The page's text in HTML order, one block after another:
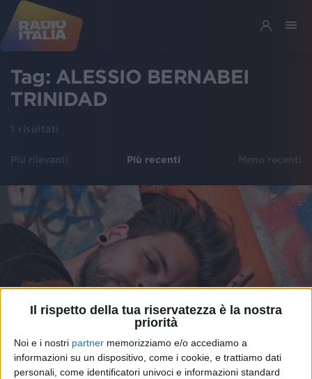
Il rispetto della tua riservatezza è la nostra
priorità
Noi e i nostri partner memorizziamo e/o accediamo a
informazioni su un dispositivo, come i cookie, e trattiamo dati
personali, come identificatori univoci e informazioni standard
Tag: ALESSIO BERNABEI
TRINIDAD
1 risultati
Più rilevanti Più recenti Meno recenti
17 lug 2020